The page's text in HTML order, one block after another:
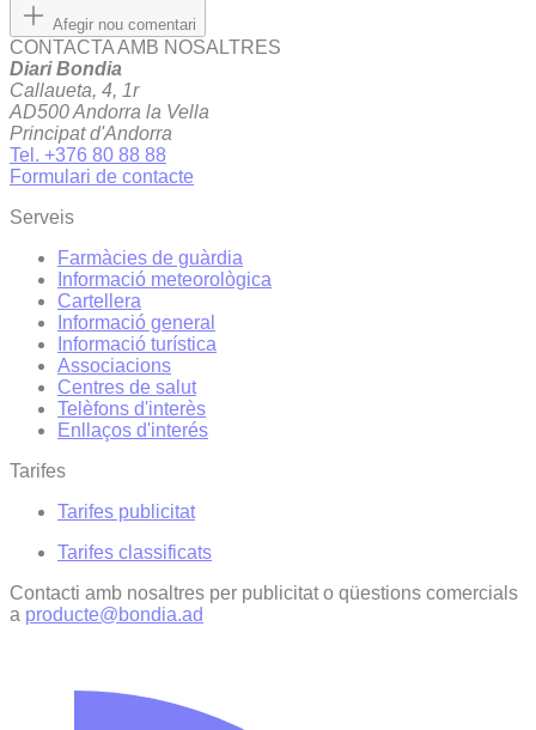
Afegir nou comentari
CONTACTA AMB NOSALTRES
Diari Bondia
Callaueta, 4, 1r
AD500 Andorra la Vella
Principat d'Andorra
Tel. +376 80 88 88
Formulari de contacte
Serveis
Farmàcies de guàrdia
Informació meteorològica
Cartellera
Informació general
Informació turística
Associacions
Centres de salut
Telèfons d'interès
Enllaços d'interés
Tarifes
Tarifes publicitat
Tarifes classificats
Contacti amb nosaltres per publicitat o qüestions comercials
a producte@bondia.ad